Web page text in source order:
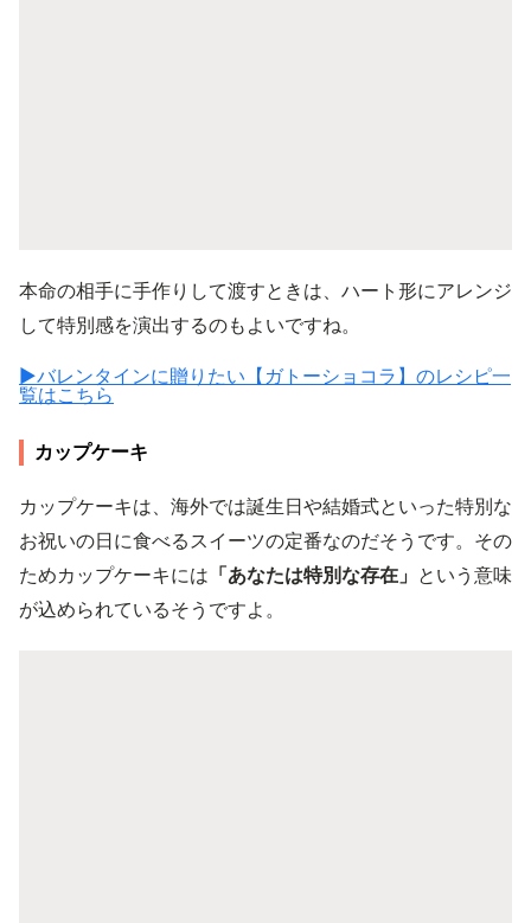
本命の相手に手作りして渡すときは、ハート形にアレンジ
して特別感を演出するのもよいですね。
▶︎バレンタインに贈りたい【ガトーショコラ】のレシピ一
覧はこちら
カップケーキ
カップケーキは、海外では誕生日や結婚式といった特別な
お祝いの日に食べるスイーツの定番なのだそうです。その
ためカップケーキには 「あなたは特別な存在」 という意味
が込められているそうですよ。